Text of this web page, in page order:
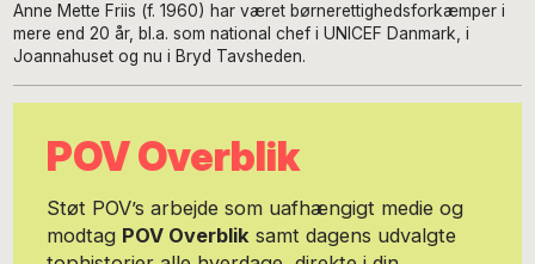
Anne Mette Friis (f. 1960) har været børnerettighedsforkæmper i
mere end 20 år, bl.a. som national chef i UNICEF Danmark, i
Joannahuset og nu i Bryd Tavsheden.
POV Overblik
Støt POV’s arbejde som uafhængigt medie og
modtag POV Overblik samt dagens udvalgte